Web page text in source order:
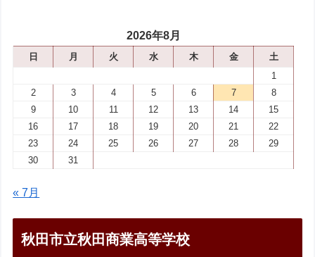
2026年8月
日 月 火 水 木 金
土
1
2
3 4 5 6 7
8
9
10 11 12 13 14
15
16
17 18 19 20 21
22
23
24 25 26 27 28
29
30
31
« 7月
秋田市立秋田商業高等学校